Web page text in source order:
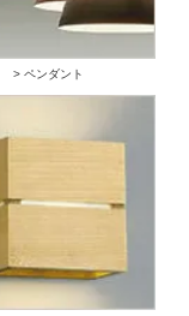
> ペンダント